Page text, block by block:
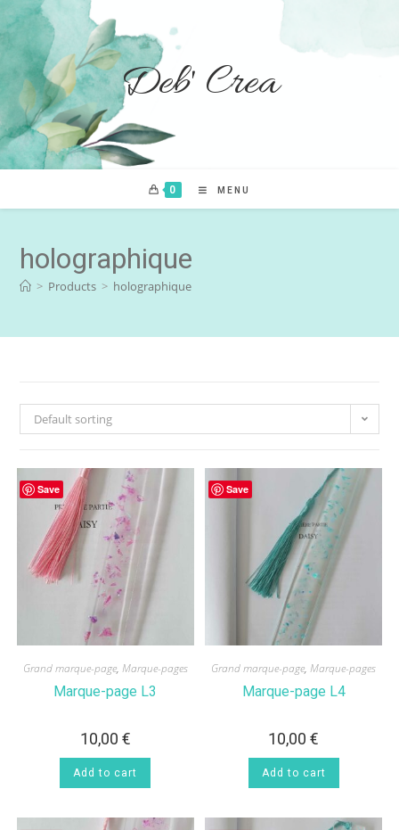
Deb' Crea
0 MENU
holographique
> Products > holographique
Default sorting
Save
Grand marque-page, Marque-pages
Marque-page L3
10,00 €
Add to cart
Save
Grand marque-page,Marque-pages
Marque-page L4
10,00€
Add to cart